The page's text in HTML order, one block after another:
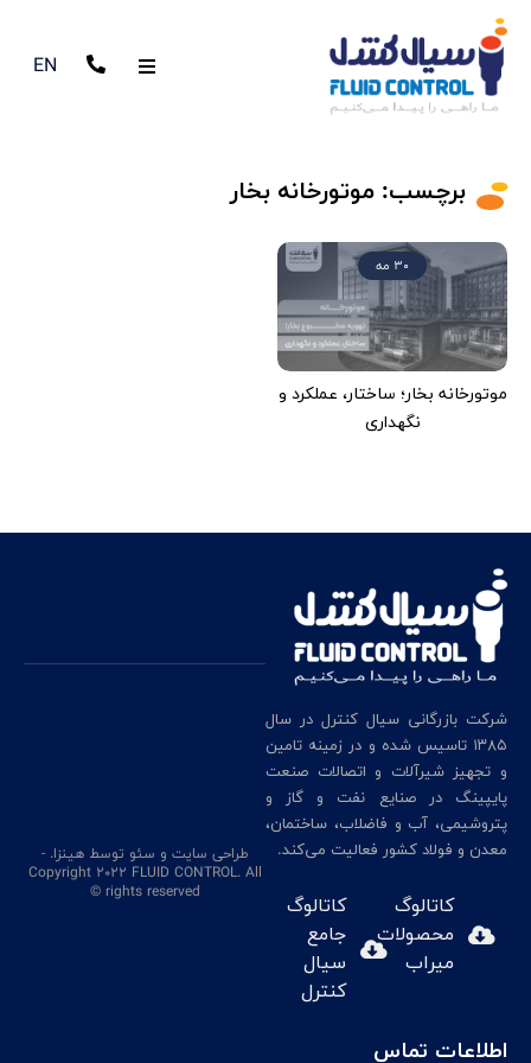
EN
برچسب: موتورخانه بخار
30 مه
موتورخانه بخار؛ ساختار، عملکرد و
نگهداری
شرکت بازرگانی سیال کنترل در سال
۱۳۸۵ تاسیس شده و در زمینه تامین
و تجهیز شیرآلات و اتصالات صنعت
پایپینگ در صنایع نفت و گاز و
پتروشیمی، آب و فاضلاب، ساختمان،
معدن و فولاد کشور فعالیت می‌کند.
کاتالوگ
محصولات
میراب
کاتالوگ
جامع
سیال
کنترل
اطلاعات تماس
طراحی سایت و سئو توسط هینزا. -
Copyright 2022 FLUID CONTROL. All
rights reserved ©